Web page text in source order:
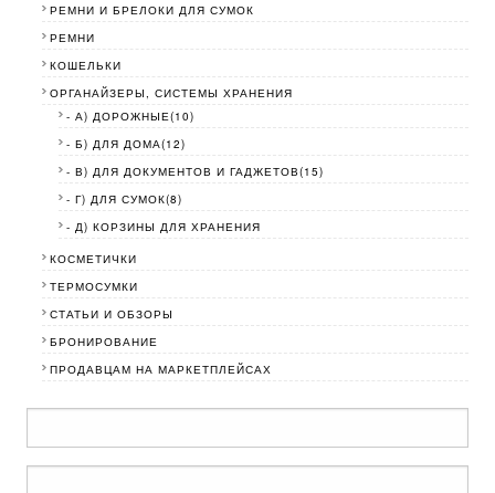
РЕМНИ И БРЕЛОКИ ДЛЯ СУМОК
РЕМНИ
КОШЕЛЬКИ
ОРГАНАЙЗЕРЫ, СИСТЕМЫ ХРАНЕНИЯ
- А) ДОРОЖНЫЕ(10)
- Б) ДЛЯ ДОМА(12)
- В) ДЛЯ ДОКУМЕНТОВ И ГАДЖЕТОВ(15)
- Г) ДЛЯ СУМОК(8)
- Д) КОРЗИНЫ ДЛЯ ХРАНЕНИЯ
КОСМЕТИЧКИ
ТЕРМОСУМКИ
СТАТЬИ И ОБЗОРЫ
БРОНИРОВАНИЕ
ПРОДАВЦАМ НА МАРКЕТПЛЕЙСАХ